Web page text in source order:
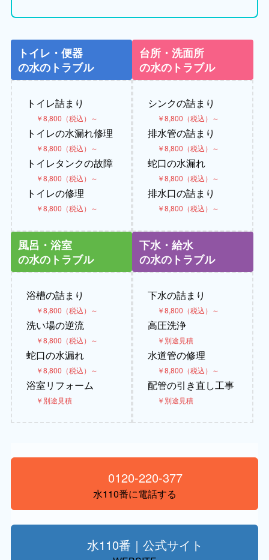
トイレ・便器
の水のトラブル
トイレ詰まり
￥8,800（税込）～
トイレの水漏れ修理
￥8,800（税込）～
トイレタンクの故障
￥8,800（税込）～
トイレの修理
￥8,800（税込）～
台所・洗面所
の水のトラブル
シンクの詰まり
￥8,800（税込）～
排水管の詰まり
￥8,800（税込）～
蛇口の水漏れ
￥8,800（税込）～
排水口の詰まり
￥8,800（税込）～
風呂・浴室
の水のトラブル
浴槽の詰まり
￥8,800（税込）～
洗い場の逆流
￥8,800（税込）～
蛇口の水漏れ
￥8,800（税込）～
浴室リフォーム
￥別途見積
下水・給水
の水のトラブル
下水の詰まり
￥8,800（税込）～
高圧洗浄
￥別途見積
水道管の修理
￥8,800（税込）～
配管の引き直し工事
￥別途見積
0120-220-377
水110番に電話する
水110番｜公式サイト